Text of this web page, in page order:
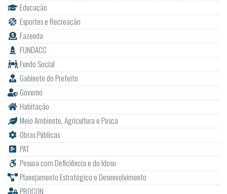
Educação
Esportes e Recreação
Fazenda
FUNDACC
Fundo Social
Gabinete do Prefeito
Governo
Habitação
Meio Ambiente, Agricultura e Pesca
Obras Públicas
PAT
Pessoa com Deficiência e do Idoso
Planejamento Estratégico e Desenvolvimento
PROCON